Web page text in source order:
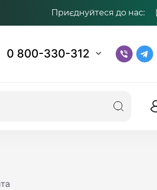
Приєднуйтеся до нас:
0 800-330-312